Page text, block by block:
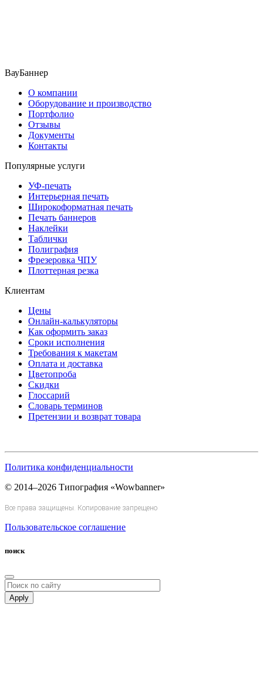
ВауБаннер
О компании
Оборудование и производство
Портфолио
Отзывы
Документы
Контакты
Популярные услуги
УФ-печать
Интерьерная печать
Широкоформатная печать
Печать баннеров
Наклейки
Таблички
Полиграфия
Фрезеровка ЧПУ
Плоттерная резка
Клиентам
Цены
Онлайн-калькуляторы
Как оформить заказ
Сроки исполнения
Требования к макетам
Оплата и доставка
Цветопроба
Скидки
Глоссарий
Словарь терминов
Претензии и возврат товара
Политика конфиденциальности
© 2014–2026 Типография «Wowbanner»
Все права защищены. Копирование запрещено
Пользовательское соглашение
поиск